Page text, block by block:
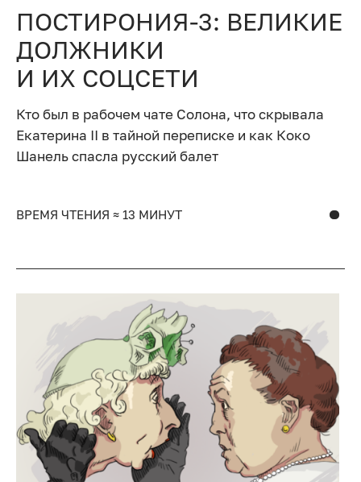
ПОСТИРОНИЯ-3: ВЕЛИКИЕ
ДОЛЖНИКИ
И ИХ СОЦСЕТИ
Кто был в рабочем чате Солона, что скрывала
Екатерина II в тайной переписке и как Коко
Шанель спасла русский балет
ВРЕМЯ ЧТЕНИЯ ≈ 13 МИНУТ